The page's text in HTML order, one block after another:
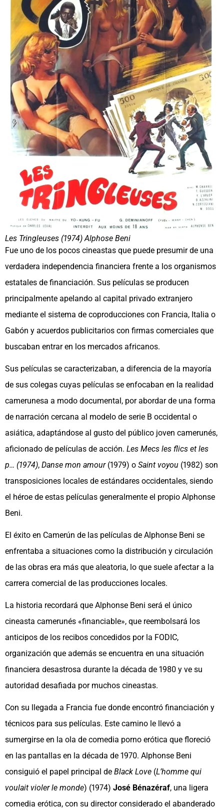
Les Tringleuses (1974) Alphose Beni
Fue uno de los pocos cineastas que puede presumir de una
verdadera independencia financiera frente a los organismos
estatales de financiación. Sus películas se producen
principalmente apelando al capital privado extranjero
mediante el sistema de coproducciones con Francia, Italia o
Gabón y acuerdos publicitarios con firmas comerciales que
buscaban entrar en los mercados africanos.
Sus películas se caracterizaban, a diferencia de la mayoría
de sus colegas cuyas películas se enfocaban en la realidad
camerunesa a modo documental, por abordar de una forma
de narración cercana al modelo de serie B occidental o
asiática, adaptándose al gusto del público joven camerunés,
aficionado de películas de acción. Les Mecs les flics et les
p… (1974), Danse mon amour(1979) o Saint voyou (1982) son
transposiciones locales de estándares occidentales, siendo
el héroe de estas películas generalmente el propio Alphonse
Beni.
El éxito en Camerún de las películas de Alphonse Beni se
enfrentaba a situaciones como la distribución y circulación
de las obras era más que aleatoria, lo que suele afectar a la
carrera comercial de las producciones locales.
La historia recordará que Alphonse Beni será el único
cineasta camerunés «financiable», que reembolsará los
anticipos de los recibos concedidos por la FODIC,
organización que además se encuentra en una situación
financiera desastrosa durante la década de 1980 y ve su
autoridad desafiada por muchos cineastas.
Con su llegada a Francia fue donde encontró financiación y
técnicos para sus películas. Este camino le llevó a
sumergirse en la ola de comedia porno erótica que floreció
en las pantallas en la década de 1970. Alphonse Beni
consiguió el papel principal de Black Love (L’homme qui
voulait violer le monde) (1974) José Bénazéraf, una ligera
comedia erótica, con su director considerado el abanderado